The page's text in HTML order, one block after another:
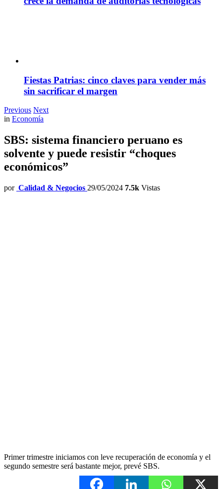
Fiestas Patrias: cinco claves para vender más
sin sacrificar el margen
Previous Next
in Economía
SBS: sistema financiero peruano es
solvente y puede resistir “choques
económicos”
por Calidad & Negocios 29/05/2024 7.5k Vistas
Primer trimestre iniciamos con leve recuperación de economía y el
segundo semestre será bastante mejor, prevé SBS.